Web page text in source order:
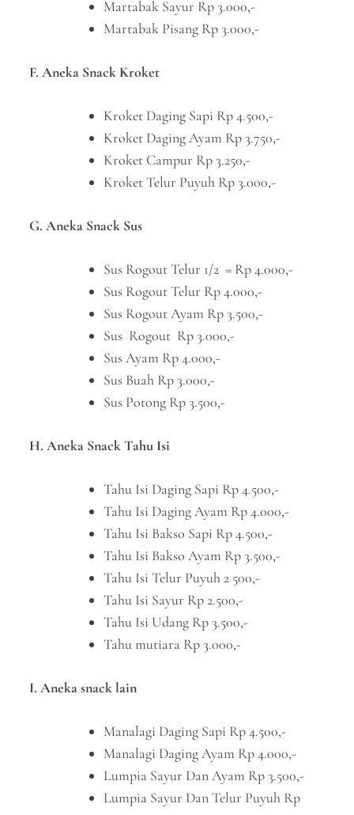
Martabak Sayur Rp 3.000,-
Martabak Pisang Rp 3.000,-
F. Aneka Snack Kroket
Kroket Daging Sapi Rp 4.500,-
Kroket Daging Ayam Rp 3.750,-
Kroket Campur Rp 3.250,-
Kroket Telur Puyuh Rp 3.000,-
G. Aneka Snack Sus
Sus Rogout Telur 1/2 = Rp 4.000,-
Sus Rogout Telur Rp 4.000,-
Sus Rogout Ayam Rp 3.500,-
Sus Rogout Rp 3.000,-
Sus Ayam Rp 4.000,-
Sus Buah Rp 3.000,-
Sus Potong Rp 3.500,-
H. Aneka Snack Tahu Isi
Tahu Isi Daging Sapi Rp 4.500,-
Tahu Isi Daging Ayam Rp 4.000,-
Tahu Isi Bakso Sapi Rp 4.500,-
Tahu Isi Bakso Ayam Rp 3.500,-
Tahu Isi Telur Puyuh 2 500,-
Tahu Isi Sayur Rp 2.500,-
Tahu Isi Udang Rp 3.500,-
Tahu mutiara Rp 3.000,-
I. Aneka snack lain
Manalagi Daging Sapi Rp 4.500,-
Manalagi Daging Ayam Rp 4.000,-
Lumpia Sayur Dan Ayam Rp 3.500,-
Lumpia Sayur Dan Telur Puyuh Rp